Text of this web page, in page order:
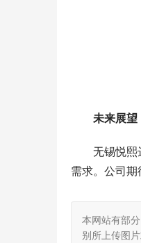
未来展望
无锡悦熙
需求。公司期
本网站有部
别所上传图